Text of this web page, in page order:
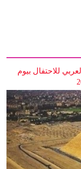
للاحتفال بيوم